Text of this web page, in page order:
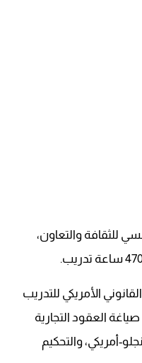
للثقافة والتعاون،
الأمريكي للتدريب
صياغة العقود التجارية
أمريكي، والتحكيم